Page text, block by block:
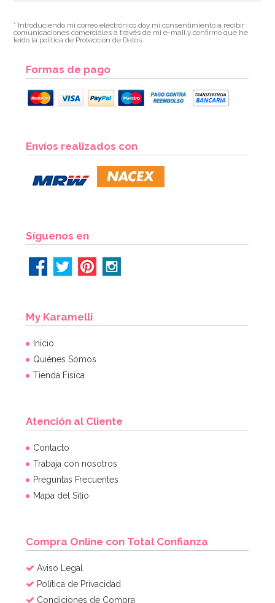
* Introduciendo mi correo electrónico doy mi consentimiento a recibir
comunicaciones comerciales a través de mi e-mail y confirmo que he
leído la política de Protección de Datos.
Formas de pago
Envíos realizados con
Síguenos en
My Karamelli
Inicio
Quiénes Somos
Tienda Física
Atención al Cliente
Contacto
Trabaja con nosotros
Preguntas Frecuentes
Mapa del Sitio
Compra Online con Total Confianza
Aviso Legal
Política de Privacidad
Condiciones de Compra